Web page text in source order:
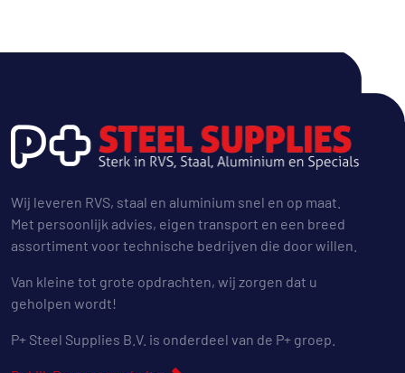
Wij leveren RVS, staal en aluminium snel en op maat.
Met persoonlijk advies, eigen transport en een breed
assortiment voor technische bedrijven die door willen.
Van kleine tot grote opdrachten, wij zorgen dat u
geholpen wordt!
P+ Steel Supplies B.V. is onderdeel van de P+ groep.